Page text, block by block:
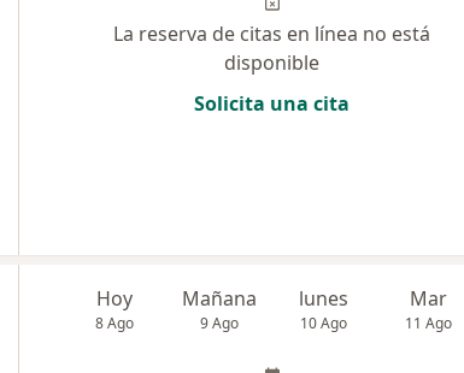
La reserva de citas en línea no está
disponible
Solicita una cita
Hoy
8 Ago
Mañana
9 Ago
lunes
10 Ago
Mar
11 Ago